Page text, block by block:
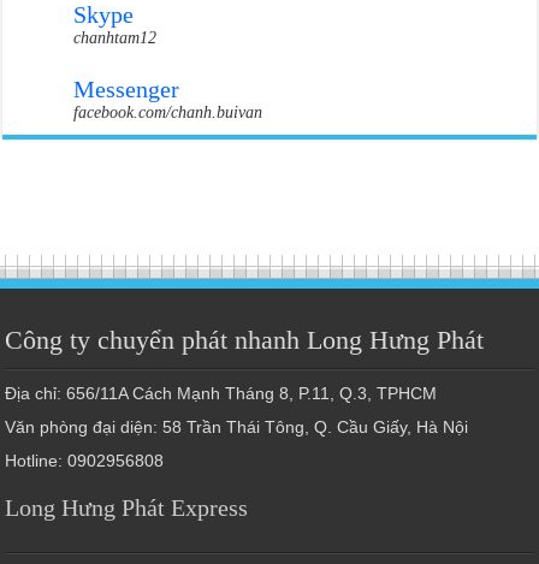
Skype
chanhtam12
Messenger
facebook.com/chanh.buivan
Công ty chuyển phát nhanh Long Hưng Phát
Địa chỉ: 656/11A Cách Mạnh Tháng 8, P.11, Q.3, TPHCM
Văn phòng đại diện: 58 Trần Thái Tông, Q. Cầu Giấy, Hà Nội
Hotline: 0902956808
Long Hưng Phát Express